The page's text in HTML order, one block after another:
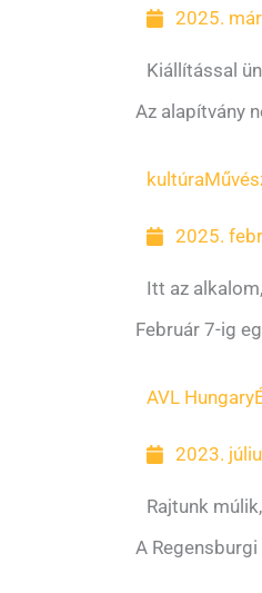
2025.
Kiállítással
Az alapítvány
kultúra
2025.
Itt az
Február 7-ig
AVL Hungary
2023.
Rajtunk
A